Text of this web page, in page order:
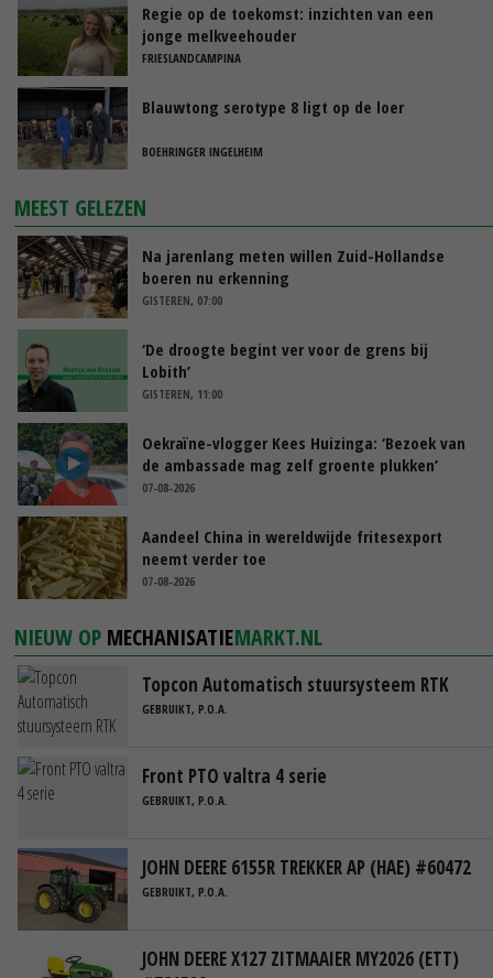
Regie op de toekomst: inzichten van een
jonge melkveehouder
FRIESLANDCAMPINA
Blauwtong serotype 8 ligt op de loer
BOEHRINGER INGELHEIM
MEEST GELEZEN
Na jarenlang meten willen Zuid-Hollandse
boeren nu erkenning
GISTEREN, 07:00
‘De droogte begint ver voor de grens bij
Lobith’
GISTEREN, 11:00
Oekraïne-vlogger Kees Huizinga: ‘Bezoek van
de ambassade mag zelf groente plukken’
07-08-2026
Aandeel China in wereldwijde fritesexport
neemt verder toe
07-08-2026
NIEUW OP MECHANISATIEMARKT.NL
Topcon Automatisch stuursysteem RTK
GEBRUIKT, P.O.A.
Front PTO valtra 4 serie
GEBRUIKT, P.O.A.
JOHN DEERE 6155R TREKKER AP (HAE) #60472
GEBRUIKT, P.O.A.
JOHN DEERE X127 ZITMAAIER MY2026 (ETT)